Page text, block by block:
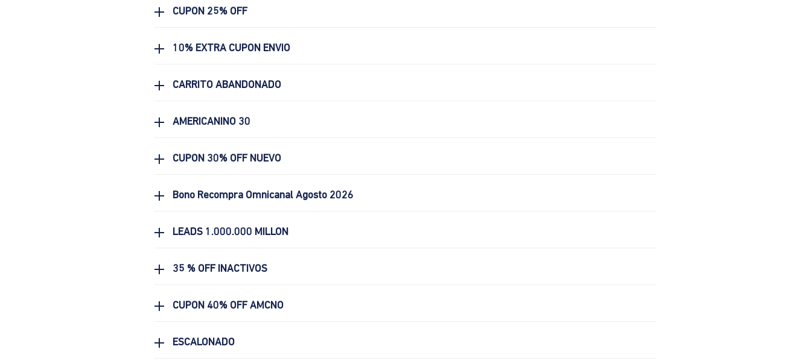
CUPON 25% OFF
10% EXTRA CUPON ENVIO
CARRITO ABANDONADO
AMERICANINO 30
CUPON 30% OFF NUEVO
Bono Recompra Omnicanal Agosto 2026
LEADS 1.000.000 MILLON
35 % OFF INACTIVOS
CUPON 40% OFF AMCNO
ESCALONADO